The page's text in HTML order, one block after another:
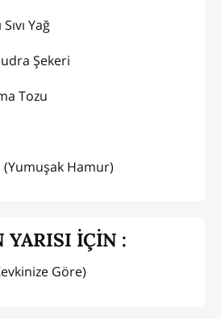
Yağ
Şekeri
Tozu
(Yumuşak Hamur)
YARISI İÇİN :
Göre)